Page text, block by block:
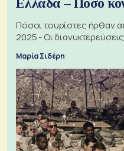
Ελλάδα – Πόσο
Πόσοι τουρίστες ήρθαν
2025 - Οι
Μαρία Σιδέρη